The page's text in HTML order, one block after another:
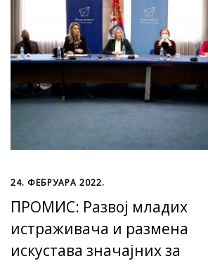
24. ФЕБРУАРА 2022.
ПРОМИС: Развој младих
истраживача и размена
искустава значајних за